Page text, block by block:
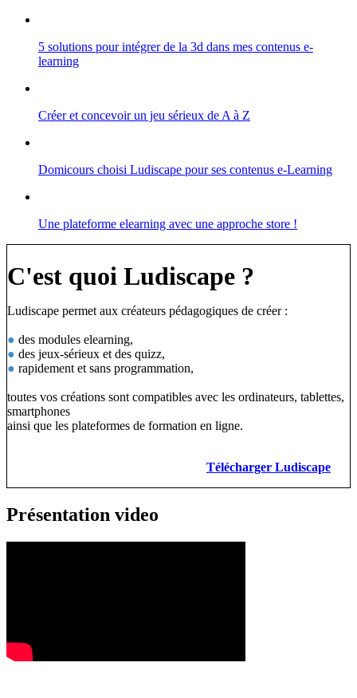
5 solutions pour intégrer de la 3d dans mes contenus e-
learning
Créer et concevoir un jeu sérieux de A à Z
Domicours choisi Ludiscape pour ses contenus e-Learning
Une plateforme elearning avec une approche store !
C'est quoi Ludiscape ?
Ludiscape permet aux créateurs pédagogiques de créer :
● des modules elearning,
● des jeux-sérieux et des quizz,
● rapidement et sans programmation,
toutes vos créations sont compatibles avec les ordinateurs, tablettes,
smartphones
ainsi que les plateformes de formation en ligne.
Télécharger Ludiscape
Présentation video